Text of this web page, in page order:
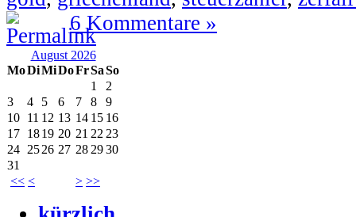
6 Kommentare »
August 2026
MoDiMiDoFrSaSo
<< < > >>
1
2
3
4 5 6 7 8
9
10 11 12 13 14 15 16
17 1819 20 21 22 23
24 2526 27 28 2930
31